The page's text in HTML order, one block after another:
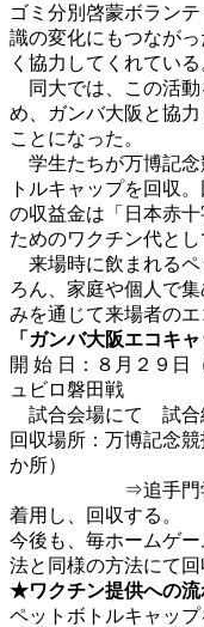
ゴミ分別啓蒙ボラン
識の変化にもつなが
く協力してくれている
同大では、この活動
め、ガンバ大阪と協
ことになった。
学生たちが万博記念
トルキャップを回収
の収益金は「日本赤
ためのワクチン代と
来場時に飲まれるペ
ろん、家庭や個人で
みを通じて来場者の
「ガンバ大阪エコキャ
開 始 日：８月２９
ュビロ磐田戦
試合会場にて 試合
回収場所：万博記念
か所）
⇒追手門学院大
着用し、回収する。
今後も、毎ホームゲ
法と同様の方法にて回
★ワクチン提供への流
ペットボトルキャッ